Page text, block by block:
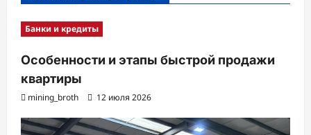
Банки и кредиты
Особенности и этапы быстрой продажи
квартиры
mining_broth 12 июля 2026